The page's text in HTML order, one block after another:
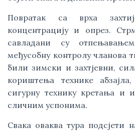
Повратак са врха
концентрацију и опрез.
савладани су
међусобну контролу чланова
били зимски и захтјевни,
кориштења технике
сигурну технику кретања и
сличним успонима.
Свака оваква тура подсјети